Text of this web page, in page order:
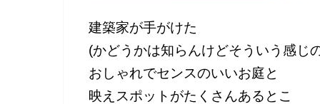
建築家が手がけた
(かどうかは知らんけどそういう感じ
おしゃれでセンスのいいお庭と
映えスポットがたくさんあるとこ